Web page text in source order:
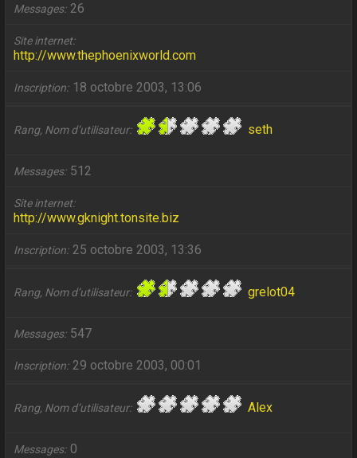
Messages 26
Site internet
http://www.thephoenixworld.com
Inscription 18 octobre 2003, 13:06
Rang, Nom d’utilisateur seth
Messages 512
Site internet
http://www.gknight.tonsite.biz
Inscription 25 octobre 2003, 13:36
Rang, Nom d’utilisateur grelot04
Messages 547
Inscription 29 octobre 2003, 00:01
Rang, Nom d’utilisateur Alex
Messages 0